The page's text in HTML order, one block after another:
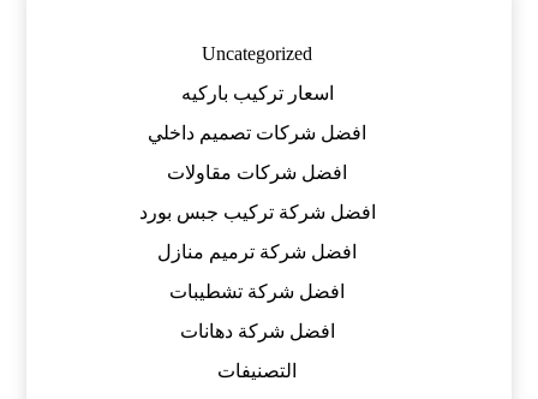
Uncategorized
اسعار تركيب باركيه
افضل شركات تصميم داخلي
افضل شركات مقاولات
افضل شركة تركيب جبس بورد
افضل شركة ترميم منازل
افضل شركة تشطيبات
افضل شركة دهانات
التصنيفات